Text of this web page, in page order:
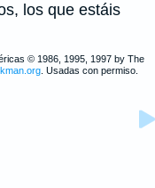
los que estáis
© 1986, 1995, 1997 by The
. Usadas con permiso.